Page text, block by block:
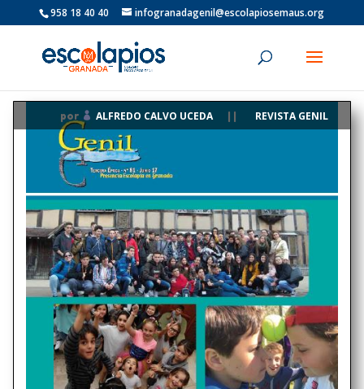
958 18 40 40 infogranadagenil@escolapiosemaus.org
por ALFREDO CALVO UCEDA REVISTA GENIL